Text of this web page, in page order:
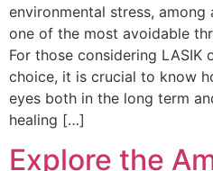
environmental stress,
one of the most avoidable
For those considering
choice, it is crucial to know
eyes both in the long term
healing […]
Explore the